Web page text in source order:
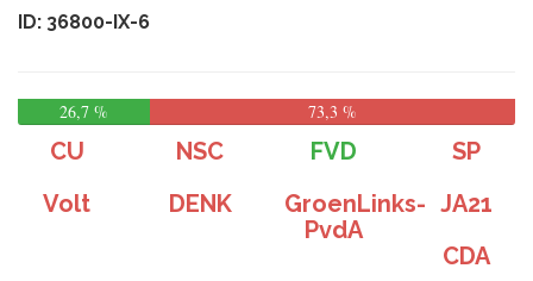
ID: 36800-IX-6
26,7 % 73,3 %
CU NSC FVD
SP
Volt
DENK
GroenLinks-
PvdA
JA21
CDA